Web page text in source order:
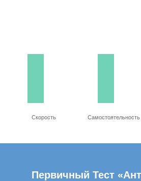
Скорость Самостоятельность
Первичный Тест